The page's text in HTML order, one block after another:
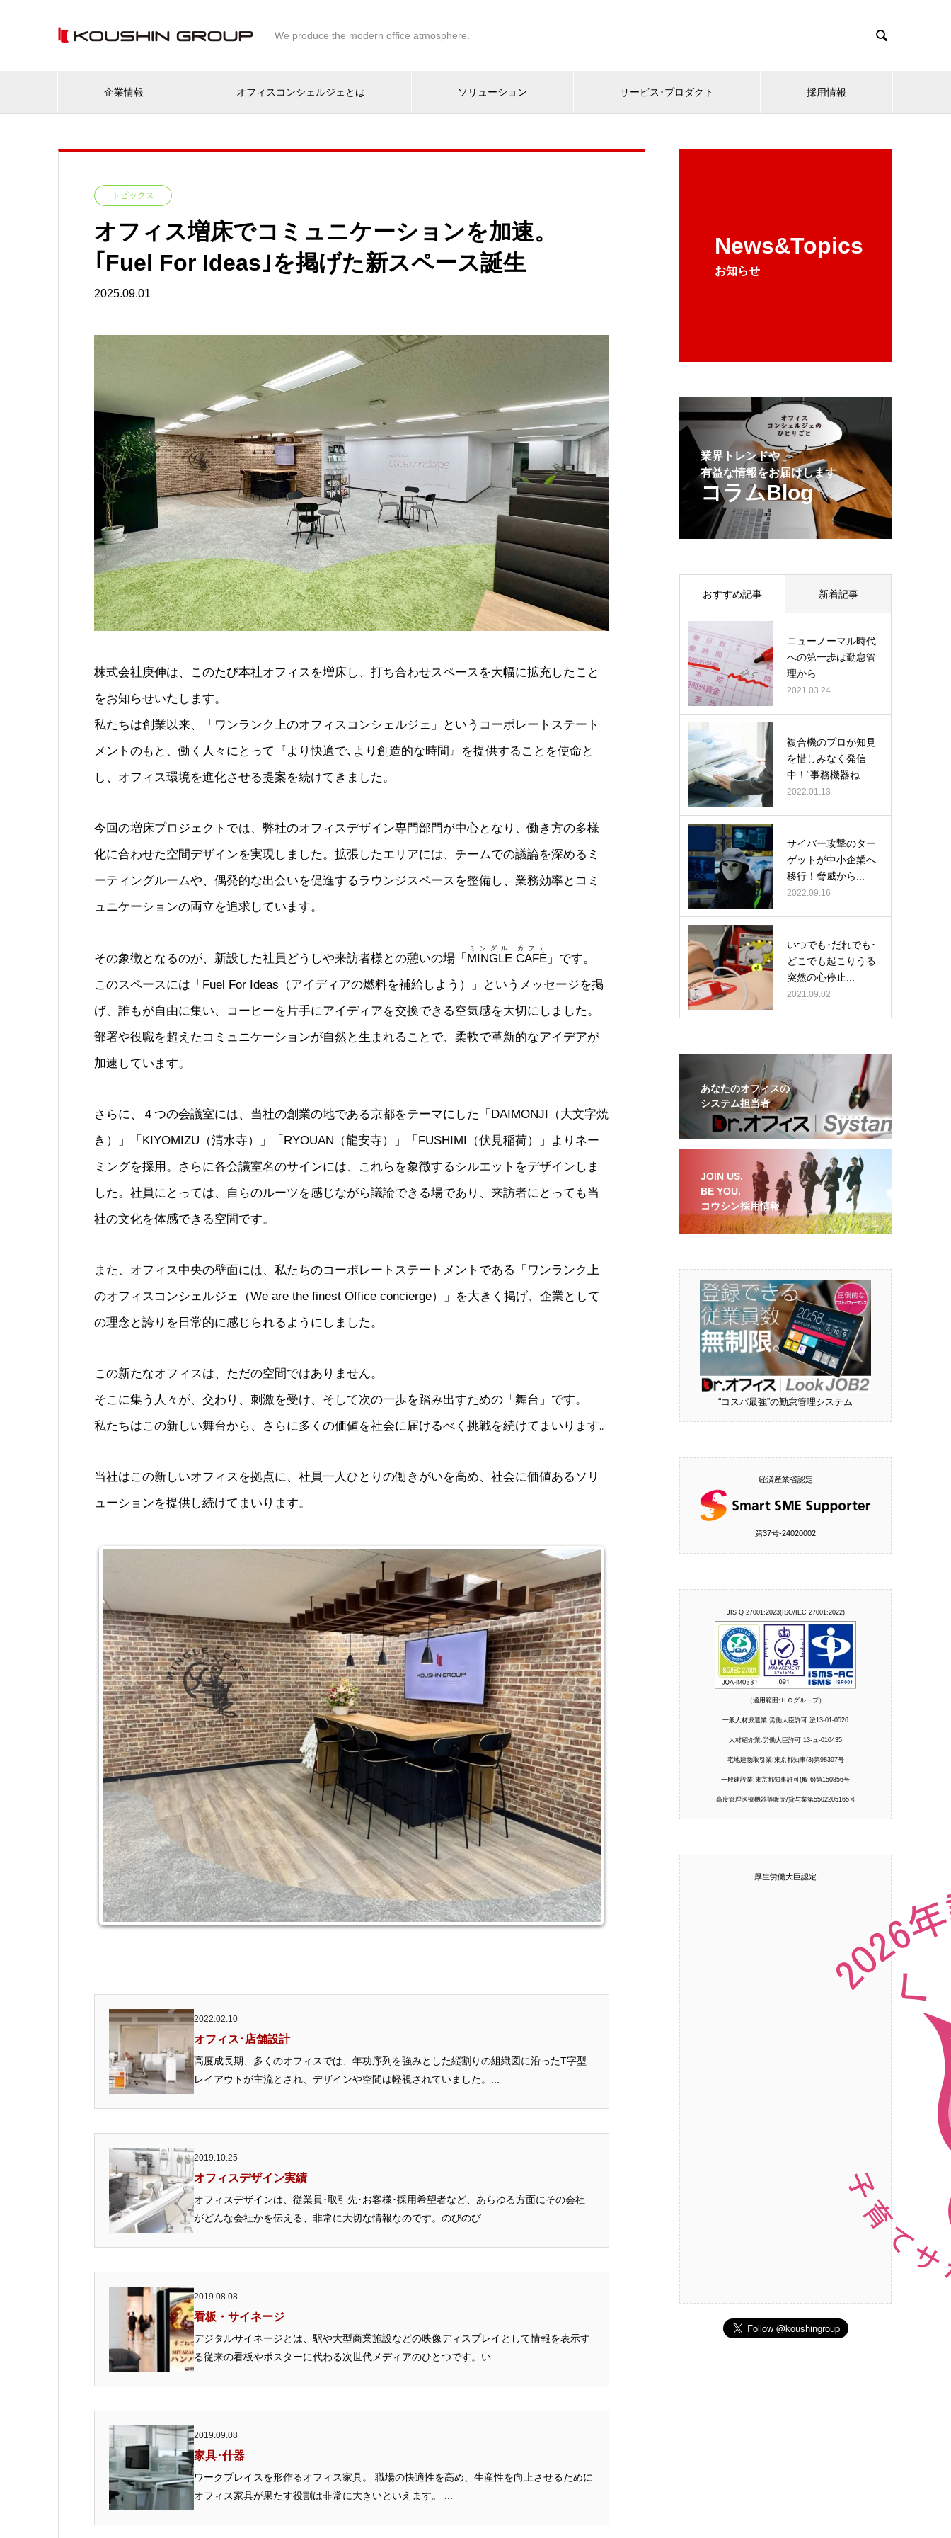
We produce the modern office atmosphere. 
企業情報 オフィスコンシェルジェとは ソリューション サービス･プロダクト 採用情報
News&Topics
お知らせ
トピックス
オフィス増床でコミュニケーションを加速。
｢Fuel For Ideas｣を掲げた新スペース誕生
2025.09.01
株式会社庚伸は、このたび本社オフィスを増床し、打ち合わせスペースを大幅に拡充したこと
をお知らせいたします。
私たちは創業以来、「ワンランク上のオフィスコンシェルジェ」というコーポレートステート
メントのもと、働く人々にとって『より快適で､より創造的な時間』を提供することを使命と
し、オフィス環境を進化させる提案を続けてきました。
今回の増床プロジェクトでは、弊社のオフィスデザイン専門部門が中心となり、働き方の多様
化に合わせた空間デザインを実現しました。拡張したエリアには、チームでの議論を深めるミ
ーティングルームや、偶発的な出会いを促進するラウンジスペースを整備し、業務効率とコミ
ュニケーションの両立を追求しています。
その象徴となるのが、新設した社員どうしや来訪者様との憩いの場「 MINGLE CAFÉ
ミングル カフェ
」です。
このスペースには「Fuel For Ideas（アイディアの燃料を補給しよう）」というメッセージを掲
げ、誰もが自由に集い、コーヒーを片手にアイディアを交換できる空気感を大切にしました。
部署や役職を超えたコミュニケーションが自然と生まれることで、柔軟で革新的なアイデアが
加速しています。
さらに、４つの会議室には、当社の創業の地である京都をテーマにした「DAIMONJI（大文字焼
き）」「KIYOMIZU（清水寺）」「RYOUAN（龍安寺）」「FUSHIMI（伏見稲荷）」よりネー
ミングを採用。さらに各会議室名のサインには、これらを象徴するシルエットをデザインしま
した。社員にとっては、自らのルーツを感じながら議論できる場であり、来訪者にとっても当
社の文化を体感できる空間です。
また、オフィス中央の壁面には、私たちのコーポレートステートメントである「ワンランク上
のオフィスコンシェルジェ（We are the finest Office concierge）」を大きく掲げ、企業として
の理念と誇りを日常的に感じられるようにしました。
この新たなオフィスは、ただの空間ではありません。
そこに集う人々が、交わり、刺激を受け、そして次の一歩を踏み出すための「舞台」です。
私たちはこの新しい舞台から、さらに多くの価値を社会に届けるべく挑戦を続けてまいります｡
当社はこの新しいオフィスを拠点に、社員一人ひとりの働きがいを高め、社会に価値あるソリ
ューションを提供し続けてまいります。
2022.02.10
オフィス･店舗設計
高度成長期、多くのオフィスでは、年功序列を強みとした縦割りの組織図に沿ったT字型
レイアウトが主流とされ、デザインや空間は軽視されていました。...
2019.10.25
オフィスデザイン実績
オフィスデザインは、従業員･取引先･お客様･採用希望者など、あらゆる方面にその会社
がどんな会社かを伝える、非常に大切な情報なのです。のびのび...
2019.08.08
看板・サイネージ
デジタルサイネージとは、駅や大型商業施設などの映像ディスプレイとして情報を表示す
る従来の看板やポスターに代わる次世代メディアのひとつです。い...
2019.09.08
家具･什器
ワークプレイスを形作るオフィス家具。 職場の快適性を高め、生産性を向上させるために
業界トレンドや
有益な情報をお届けします
コラムBlog
おすすめ記事 新着記事
ニューノーマル時代
への第一歩は勤怠管
理から
2021.03.24
複合機のプロが知見
を惜しみなく発信
中！“事務機器ね...
2022.01.13
サイバー攻撃のター
ゲットが中小企業へ
移行！脅威から...
2022.09.16
いつでも･だれでも･
どこでも起こりうる
突然の心停止...
2021.09.02
あなたのオフィスの
システム担当者
JOIN US.
BE YOU.
コウシン採用情報
“コスパ最強”の勤怠管理システム
経済産業省認定
第37号‐24020002
JIS Q 27001:2023(ISO/IEC 27001:2022)
（適用範囲:ＨＣグループ）
一般人材派遣業:労働大臣許可 派13-01-0526
人材紹介業:労働大臣許可 13-ュ-010435
宅地建物取引業:東京都知事(3)第98397号
一般建設業:東京都知事許可(般-6)第150856号
高度管理医療機器等販売/貸与業第5502205165号
厚生労働大臣認定